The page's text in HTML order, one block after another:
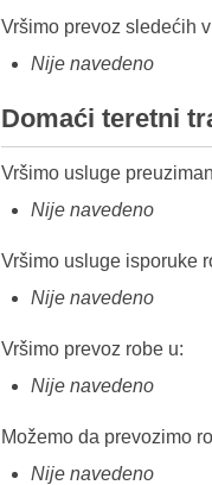
Vršimo prevoz sledećih
Nije navedeno
Domaći teretni
Vršimo usluge
Nije navedeno
Vršimo usluge isporuke
Nije navedeno
Vršimo prevoz robe u:
Nije navedeno
Možemo da prevozimo
Nije navedeno